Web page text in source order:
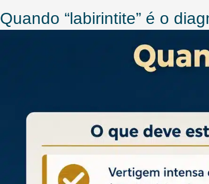
Quando “labirintite” é o